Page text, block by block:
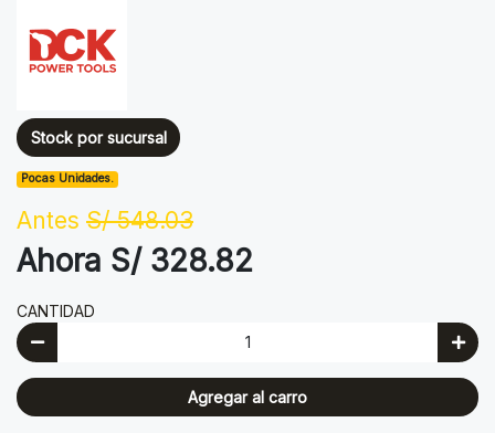
Stock por sucursal
Pocas Unidades.
Antes S/ 548.03
Ahora S/ 328.82
CANTIDAD
Agregar al carro